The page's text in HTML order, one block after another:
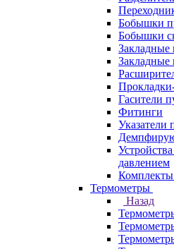
Бобышки
Бобышки
Закладные
Закладные
Гасители
Фитинги
Указатели
давлением
Термометры
Назад